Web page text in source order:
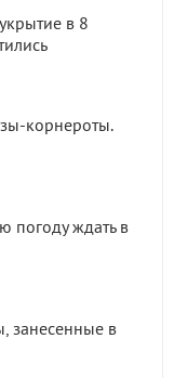
в 8
корнероты.
погоду ждать в
занесенные в